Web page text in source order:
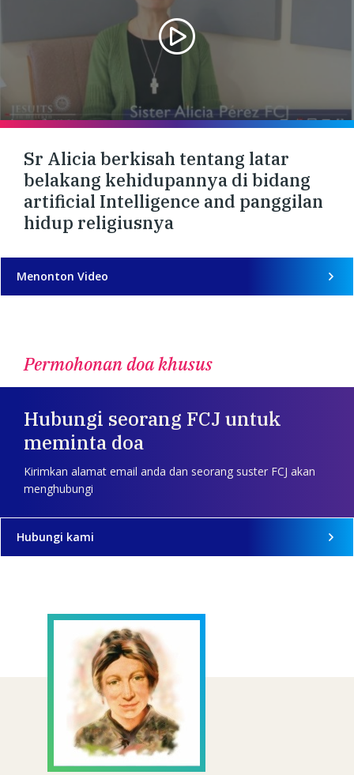
Sr Alicia berkisah tentang latar
belakang kehidupannya di bidang
artificial Intelligence and panggilan
hidup religiusnya
Menonton Video
Permohonan doa khusus
Hubungi seorang FCJ untuk
meminta doa
Kirimkan alamat email anda dan seorang suster FCJ akan
menghubungi
Hubungi kami